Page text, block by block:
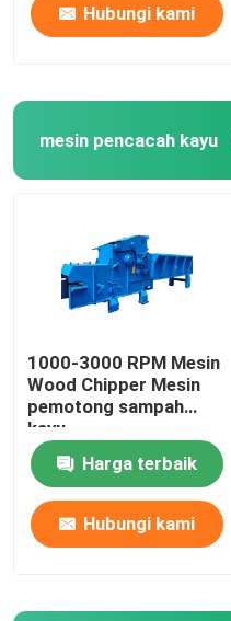
Hubungi kami
mesin pencacah kayu
1000-3000 RPM Mesin
Wood Chipper Mesin
pemotong sampah
kayu
Harga terbaik
Hubungi kami